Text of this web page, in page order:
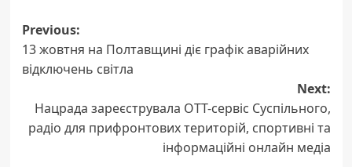
Post
navigation
Previous:
13 жовтня на Полтавщині діє графік аварійних
відключень світла
Next:
Нацрада зареєструвала ОТТ-сервіс Суспільного,
радіо для прифронтових територій, спортивні та
інформаційні онлайн медіа